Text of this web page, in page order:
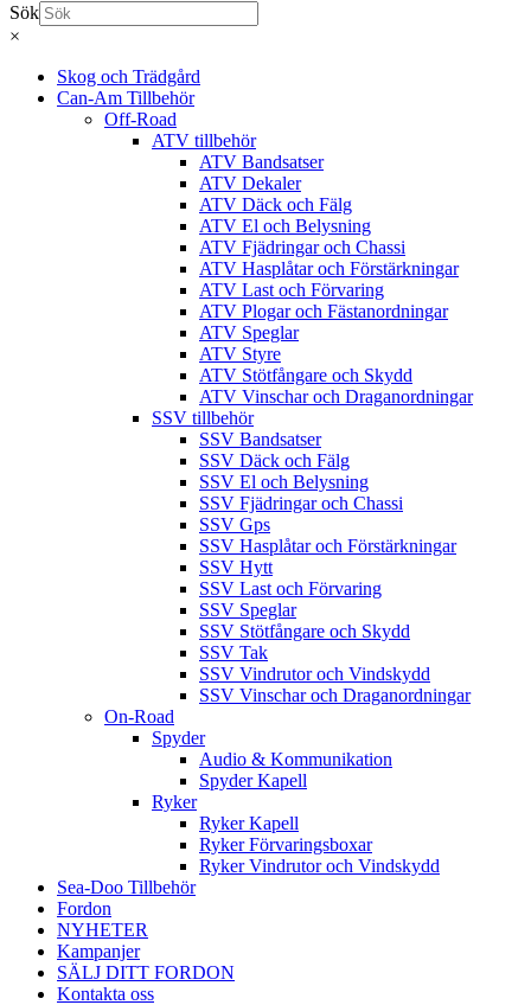
Sök
×
Skog och Trädgård
Can-Am Tillbehör
Off-Road
ATV tillbehör
ATV Bandsatser
ATV Dekaler
ATV Däck och Fälg
ATV El och Belysning
ATV Fjädringar och Chassi
ATV Hasplåtar och Förstärkningar
ATV Last och Förvaring
ATV Plogar och Fästanordningar
ATV Speglar
ATV Styre
ATV Stötfångare och Skydd
ATV Vinschar och Draganordningar
SSV tillbehör
SSV Bandsatser
SSV Däck och Fälg
SSV El och Belysning
SSV Fjädringar och Chassi
SSV Gps
SSV Hasplåtar och Förstärkningar
SSV Hytt
SSV Last och Förvaring
SSV Speglar
SSV Stötfångare och Skydd
SSV Tak
SSV Vindrutor och Vindskydd
SSV Vinschar och Draganordningar
On-Road
Spyder
Audio & Kommunikation
Spyder Kapell
Ryker
Ryker Kapell
Ryker Förvaringsboxar
Ryker Vindrutor och Vindskydd
Sea-Doo Tillbehör
Fordon
NYHETER
Kampanjer
SÄLJ DITT FORDON
Kontakta oss